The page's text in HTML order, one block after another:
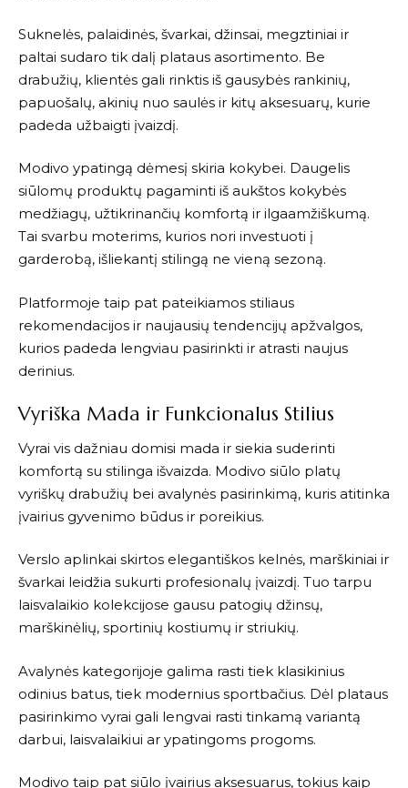
Suknelės, palaidinės, švarkai, džinsai, megztiniai ir
paltai sudaro tik dalį plataus asortimento. Be
drabužių, klientės gali rinktis iš gausybės rankinių,
papuošalų, akinių nuo saulės ir kitų aksesuarų, kurie
padeda užbaigti įvaizdį.
Modivo ypatingą dėmesį skiria kokybei. Daugelis
siūlomų produktų pagaminti iš aukštos kokybės
medžiagų, užtikrinančių komfortą ir ilgaamžiškumą.
Tai svarbu moterims, kurios nori investuoti į
garderobą, išliekantį stilingą ne vieną sezoną.
Platformoje taip pat pateikiamos stiliaus
rekomendacijos ir naujausių tendencijų apžvalgos,
kurios padeda lengviau pasirinkti ir atrasti naujus
derinius.
Vyriška Mada ir Funkcionalus Stilius
Vyrai vis dažniau domisi mada ir siekia suderinti
komfortą su stilinga išvaizda. Modivo siūlo platų
vyriškų drabužių bei avalynės pasirinkimą, kuris atitinka
įvairius gyvenimo būdus ir poreikius.
Verslo aplinkai skirtos elegantiškos kelnės, marškiniai ir
švarkai leidžia sukurti profesionalų įvaizdį. Tuo tarpu
laisvalaikio kolekcijose gausu patogių džinsų,
marškinėlių, sportinių kostiumų ir striukių.
Avalynės kategorijoje galima rasti tiek klasikinius
odinius batus, tiek modernius sportbačius. Dėl plataus
pasirinkimo vyrai gali lengvai rasti tinkamą variantą
darbui, laisvalaikiui ar ypatingoms progoms.
Modivo taip pat siūlo įvairius aksesuarus, tokius kaip